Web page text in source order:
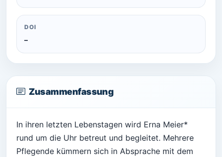
DOI
–
Zusammenfassung
In ihren letzten Lebenstagen wird Erna Meier*
rund um die Uhr betreut und begleitet. Mehrere
Pflegende kümmern sich in Absprache mit dem